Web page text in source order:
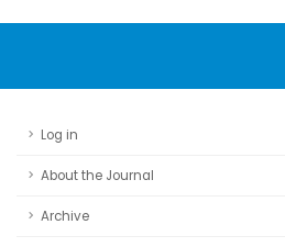
Log in
About the Journal
Archive